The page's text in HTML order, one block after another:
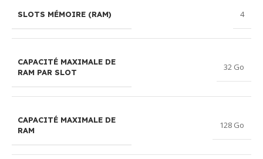
SLOTS MÉMOIRE (RAM) 4
CAPACITÉ MAXIMALE DE
RAM PAR SLOT
32 Go
CAPACITÉ MAXIMALE DE
RAM
128 Go